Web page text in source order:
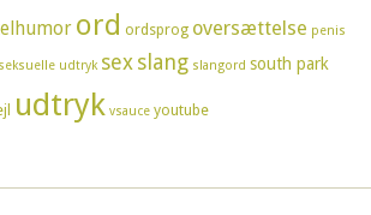
ord ordsprog oversættelse penis
seksuelle udtryk sexslang slangord south park
udtryk vsauce youtube